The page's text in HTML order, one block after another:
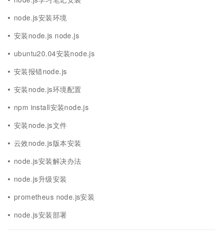
node.js安装环境
安装node.js node.js
ubuntu20.04安装node.js
安装报错node.js
安装node.js环境配置
npm install安装node.js
安装node.js文件
云效node.js版本安装
node.js安装解决办法
node.js升级安装
prometheus node.js安装
node.js安装部署